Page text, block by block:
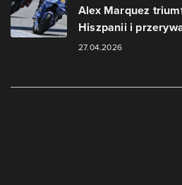
Alex Marquez
Hiszpanii i
27.04.2026